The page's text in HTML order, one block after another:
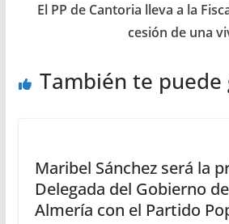
El PP de Cantoria lleva a la
cesión de una
También te puede
Maribel Sánchez será la
Delegada del Gobierno
Almería con el Partido